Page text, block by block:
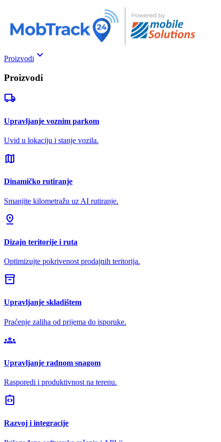
Proizvodi keyboard_arrow_down
Proizvodi
local_shipping
Upravljanje voznim parkom
Uvid u lokaciju i stanje vozila.
map
Dinamičko rutiranje
Smanjite kilometražu uz AI rutiranje.
pin_drop
Dizajn teritorije i ruta
Optimizujte pokrivenost prodajnih teritorija.
inventory_2
Upravljanje skladištem
Praćenje zaliha od prijema do isporuke.
groups
Upravljanje radnom snagom
Rasporedi i produktivnost na terenu.
integration_instructions
Razvoj i integracije